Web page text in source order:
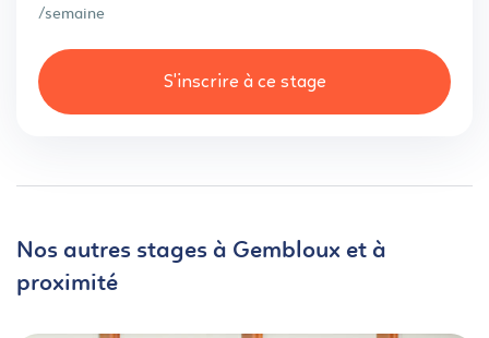
/semaine
S'inscrire à ce stage
Nos autres stages à Gembloux et à
proximité